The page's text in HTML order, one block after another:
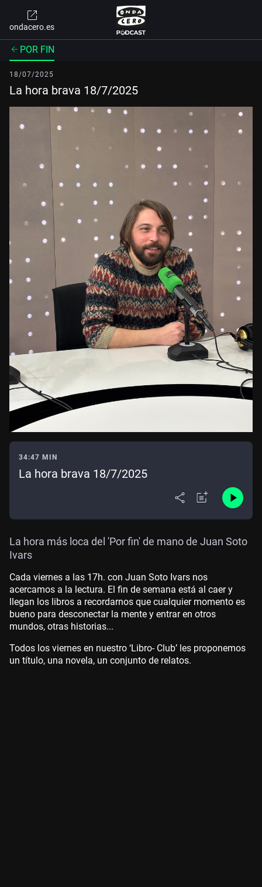
ondacero.es
POR FIN
18/07/2025
La hora brava 18/7/2025
34:47 MIN
La hora brava 18/7/2025
La hora más loca del 'Por fin' de mano de Juan Soto
Ivars
Cada viernes a las 17h. con Juan Soto Ivars nos
acercamos a la lectura. El fin de semana está al caer y
llegan los libros a recordarnos que cualquier momento es
bueno para desconectar la mente y entrar en otros
mundos, otras historias...
Todos los viernes en nuestro ‘Libro- Club’ les proponemos
un título, una novela, un conjunto de relatos.